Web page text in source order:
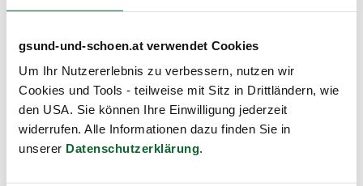
gsund-und-schoen.at verwendet Cookies
Um Ihr Nutzererlebnis zu verbessern, nutzen wir
Cookies und Tools - teilweise mit Sitz in Drittländern, wie
den USA. Sie können Ihre Einwilligung jederzeit
widerrufen. Alle Informationen dazu finden Sie in
unserer Datenschutzerklärung.
…ein Qualitätsprodukt aus